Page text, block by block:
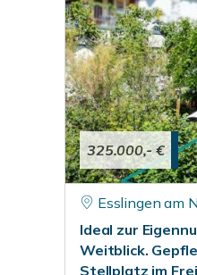
325.000,- €
Esslingen am
Ideal zur
Weitblick.
Stellplatz im